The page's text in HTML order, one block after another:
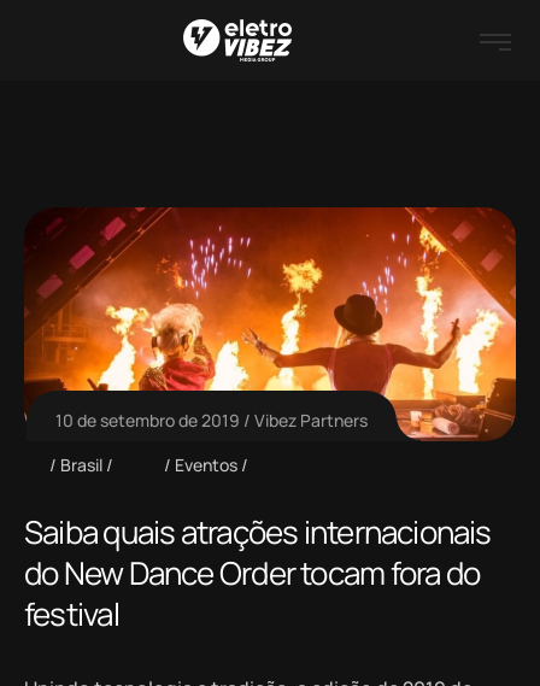
10 de setembro de 2019
Vibez Partners
Brasil
Eventos
Saiba quais atrações internacionais
do New Dance Order tocam fora do
festival